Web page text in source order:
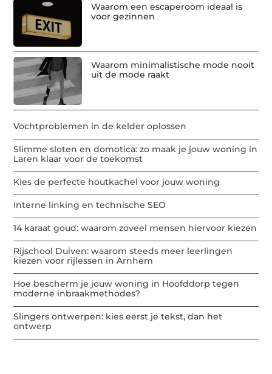
Waarom een escaperoom ideaal is
voor gezinnen
Waarom minimalistische mode nooit
uit de mode raakt
Vochtproblemen in de kelder oplossen
Slimme sloten en domotica: zo maak je jouw woning in
Laren klaar voor de toekomst
Kies de perfecte houtkachel voor jouw woning
Interne linking en technische SEO
14 karaat goud: waarom zoveel mensen hiervoor kiezen
Rijschool Duiven: waarom steeds meer leerlingen
kiezen voor rijlessen in Arnhem
Hoe bescherm je jouw woning in Hoofddorp tegen
moderne inbraakmethodes?
Slingers ontwerpen: kies eerst je tekst, dan het
ontwerp